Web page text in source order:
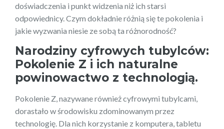
doświadczenia i punkt widzenia niż ich starsi
odpowiednicy. Czym dokładnie różnią się te pokolenia i
jakie wyzwania niesie ze sobą ta różnorodność?
Narodziny cyfrowych tubylców:
Pokolenie Z i ich naturalne
powinowactwo z technologią.
Pokolenie Z, nazywane również cyfrowymi tubylcami,
dorastało w środowisku zdominowanym przez
technologię. Dla nich korzystanie z komputera, tabletu